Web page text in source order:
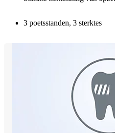
3 poetsstanden, 3 sterktes